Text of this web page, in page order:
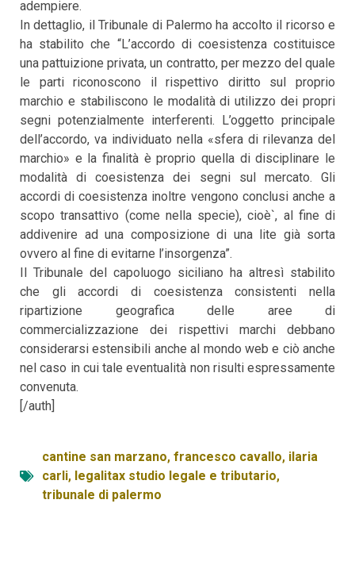
adempiere.
In dettaglio, il Tribunale di Palermo ha accolto il ricorso e
ha stabilito che “L’accordo di coesistenza costituisce
una pattuizione privata, un contratto, per mezzo del quale
le parti riconoscono il rispettivo diritto sul proprio
marchio e stabiliscono le modalità di utilizzo dei propri
segni potenzialmente interferenti. L’oggetto principale
dell’accordo, va individuato nella «sfera di rilevanza del
marchio» e la finalità è proprio quella di disciplinare le
modalità di coesistenza dei segni sul mercato. Gli
accordi di coesistenza inoltre vengono conclusi anche a
scopo transattivo (come nella specie), cioè`, al fine di
addivenire ad una composizione di una lite già sorta
ovvero al fine di evitarne l’insorgenza”.
Il Tribunale del capoluogo siciliano ha altresì stabilito
che gli accordi di coesistenza consistenti nella
ripartizione geografica delle aree di
commercializzazione dei rispettivi marchi debbano
considerarsi estensibili anche al mondo web e ciò anche
nel caso in cui tale eventualità non risulti espressamente
convenuta.
[/auth]
cantine san marzano, francesco cavallo, ilaria
carli, legalitax studio legale e tributario,
tribunale di palermo